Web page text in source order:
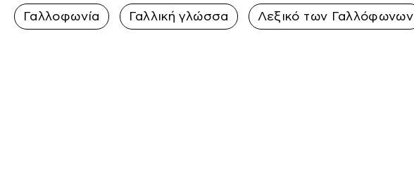
Γαλλοφωνία Γαλλική γλώσσα Λεξικό των Γαλλόφωνων